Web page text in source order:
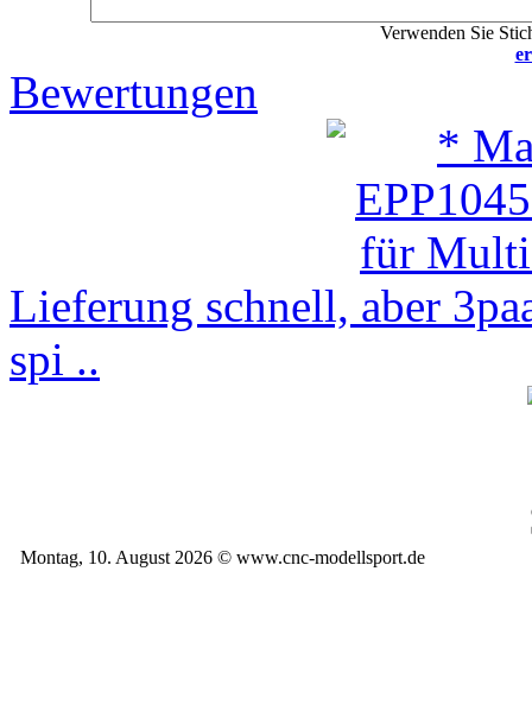
Verwenden Sie
Bewertungen
Lieferung schnell, aber
spi ..
Montag, 10. August 2026 © www.cnc-modellsport.de